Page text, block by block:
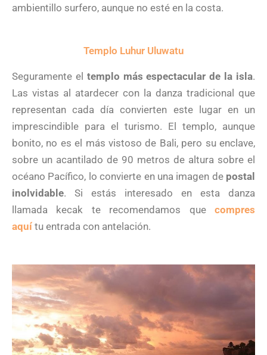
ambientillo surfero, aunque no esté en la costa.
Templo Luhur Uluwatu
Seguramente el templo más espectacular de la isla.
Las vistas al atardecer con la danza tradicional que
representan cada día convierten este lugar en un
imprescindible para el turismo. El templo, aunque
bonito, no es el más vistoso de Bali, pero su enclave,
sobre un acantilado de 90 metros de altura sobre el
océano Pacífico, lo convierte en una imagen de postal
inolvidable. Si estás interesado en esta danza
llamada kecak te recomendamos que compres
aquí tu entrada con antelación.